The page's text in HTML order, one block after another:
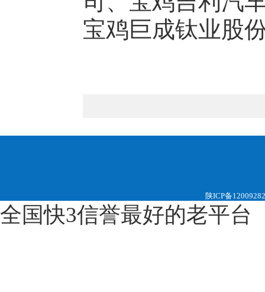
宝鸡巨成钛业股
陕ICP备
全国快3信誉最好的老平台